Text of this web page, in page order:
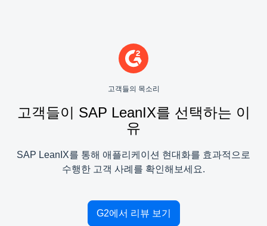
고객들의 목소리
고객들이 SAP LeanIX를 선택하는 이
유
SAP LeanIX를 통해 애플리케이션 현대화를 효과적으로
수행한 고객 사례를 확인해보세요.
G2에서 리뷰 보기